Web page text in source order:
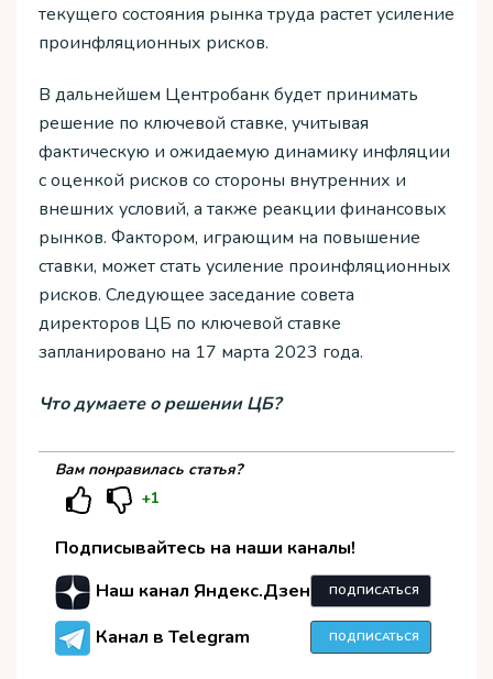
текущего состояния рынка труда растет усиление
проинфляционных рисков.
В дальнейшем Центробанк будет принимать
решение по ключевой ставке, учитывая
фактическую и ожидаемую динамику инфляции
с оценкой рисков со стороны внутренних и
внешних условий, а также реакции финансовых
рынков. Фактором, играющим на повышение
ставки, может стать усиление проинфляционных
рисков. Следующее заседание совета
директоров ЦБ по ключевой ставке
запланировано на 17 марта 2023 года.
Что думаете о решении ЦБ?
Вам понравилась статья?
+1
Подписывайтесь на наши каналы!
Наш канал Яндекс.Дзен
ПОДПИСАТЬСЯ
Канал в Telegram ПОДПИСАТЬСЯ